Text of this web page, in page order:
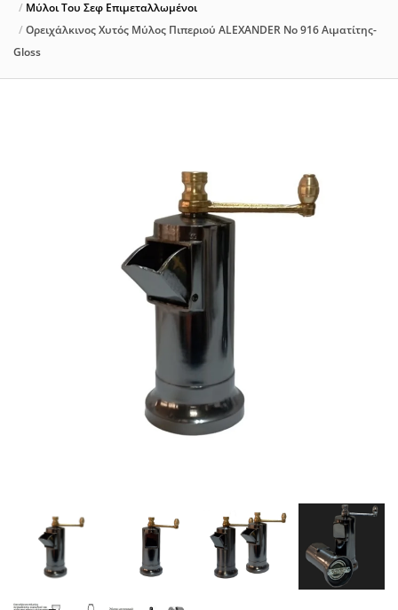
Μύλοι Του Σεφ Επιμεταλλωμένοι
Ορειχάλκινος Χυτός Μύλος Πιπεριού ALEXANDER Νο 916 Αιματίτης-
Gloss